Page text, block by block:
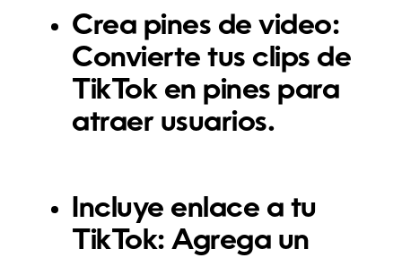
Crea pines de video:
Convierte tus clips de
TikTok en pines para
atraer usuarios.
Incluye enlace a tu
TikTok: Agrega un